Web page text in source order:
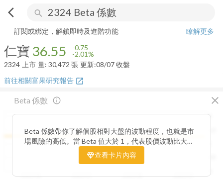
arrow_back_ios search
仁寶 36.55-2.01%
訂閱或綁定，解鎖即時及進階功能
瞭解更多
仁寶 36.55 -0.75
-2.01%
2324 上市 量: 30,472 張 更新:08/07 收盤
前往相關富果研究報告 open_in_new
Beta 係數 close
info_outline
2
Beta 係數帶你了解個股相對大盤的波動程度，也就是市
場風險的高低。當 Beta 值大於 1，代表股價波動比大盤
更劇烈，屬於高風險高報酬型；若 Beta 值小於 1，則表
示波動相對穩定，抗跌性較強。透過觀察 Beta 值的變化
查看卡片內容